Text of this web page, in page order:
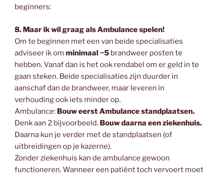
beginners:
8. Maar ik wil graag als Ambulance spelen!
Om te beginnen met een van beide specialisaties
adviseer ik om minimaal ~5 brandweer posten te
hebben. Vanaf dan is het ook rendabel om er geld in te
gaan steken. Beide specialisaties zijn duurder in
aanschaf dan de brandweer, maar leveren in
verhouding ook iets minder op.
Ambulance: Bouw eerst Ambulance standplaatsen.
Denk aan 2 bijvoorbeeld. Bouw daarna een ziekenhuis.
Daarna kun je verder met de standplaatsen (of
uitbreidingen op je kazerne).
Zonder ziekenhuis kan de ambulance gewoon
functioneren. Wanneer een patiënt toch vervoert moet